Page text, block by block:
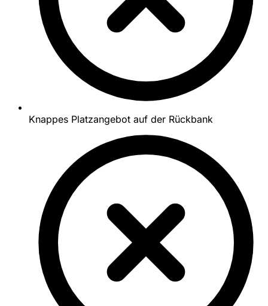
Knappes Platzangebot auf der Rückbank